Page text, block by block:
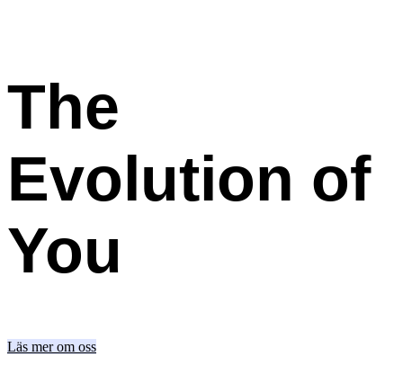
The
Evolution of
You
Läs mer om oss